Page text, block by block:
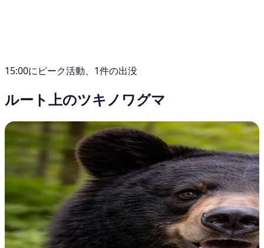
15:00にピーク活動、1件の出没
ルート上のツキノワグマ